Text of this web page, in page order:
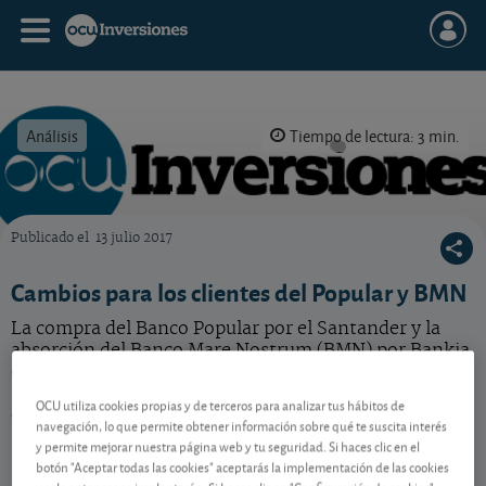
Análisis Tiempo de lectura: 3 min.
Publicado el 13 julio 2017
Cambios para los clientes del Popular y BMN
La compra del Banco Popular por el Santander y la
absorción del Banco Mare Nostrum (BMN) por Bankia
ellos.
OCU utiliza cookies propias y de terceros para analizar tus hábitos de
navegación, lo que permite obtener información sobre qué te suscita interés
y permite mejorar nuestra página web y tu seguridad. Si haces clic en el
botón "Aceptar todas las cookies" aceptarás la implementación de las cookies